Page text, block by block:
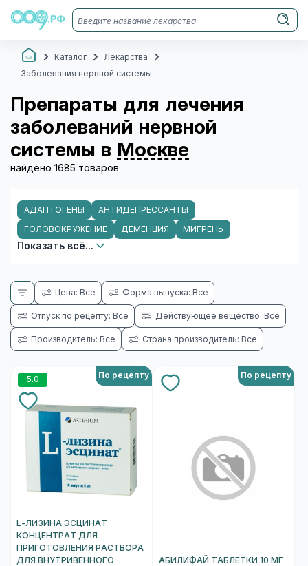
Каталог
Лекарства
Заболевания нервной системы
Препараты для лечения
заболеваний нервной
системы в Москве
найдено 1685 товаров
АДАПТОГЕНЫ
АНТИДЕПРЕССАНТЫ
ГОЛОВОКРУЖЕНИЕ
ДЕМЕНЦИЯ МИГРЕНЬ
Показать всё...
Цена: Все Форма выпуска: Все
Отпуск по рецепту: Все Действующее вещество: Все
Производитель: Все Страна производитель: Все
5.0 По рецепту
L-ЛИЗИНА ЭСЦИНАТ
КОНЦЕНТРАТ ДЛЯ
ПРИГОТОВЛЕНИЯ РАСТВОРА
ДЛЯ ВНУТРИВЕННОГО
По рецепту
АБИЛИФАЙ ТАБЛЕТКИ 10 МГ